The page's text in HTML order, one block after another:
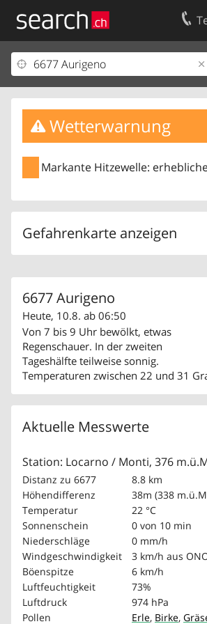
Wetterwarnung
Markante Hitzewelle:
Gefahrenkarte anzeigen
6677 Aurigeno
Heute, 10.8. ab 06:50
Von 7 bis 9 Uhr bewölkt, etwas
Regenschauer. In der zweiten
Tageshälfte teilweise sonnig.
Temperaturen zwischen 22 und 31
Aktuelle Messwerte
Station: Locarno / Monti, 376
Distanz zu 6677
8.8 km
Höhendifferenz
38m (338
Temperatur
22 °C
Sonnenschein
0 von 10 min
Niederschläge
0 mm/h
Windgeschwindigkeit
3 km/h aus
Böenspitze
6 km/h
Luftfeuchtigkeit
73%
Luftdruck
974 hPa
Pollen
Erle, Birke,
Ihr Eintrag
Kundencenter Geschäftskunden
Impressum